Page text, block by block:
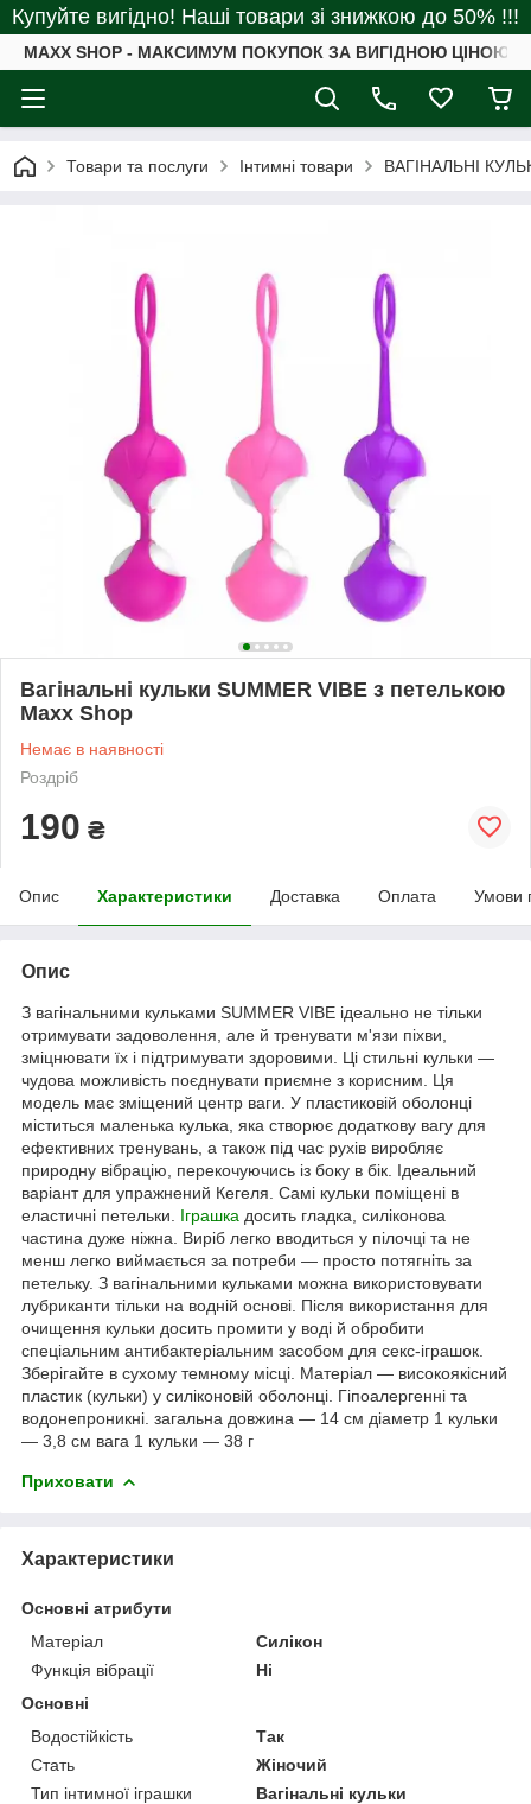
Купуйте вигідно! Наші товари зі знижкою до 50% !!!
MAXX SHOP - МАКСИМУМ ПОКУПОК ЗА ВИГІДНОЮ ЦІНОЮ
Товари та послуги Інтимні товари ВАГІНАЛЬНІ
Вагінальні кульки SUMMER VIBE з петелькою
Maxx Shop
Немає в наявності
Роздріб
190 ₴
Опис Характеристики Доставка Оплата Умови
Опис
З вагінальними кульками SUMMER VIBE ідеально не тільки
отримувати задоволення, але й тренувати м'язи піхви,
зміцнювати їх і підтримувати здоровими. Ці стильні кульки —
чудова можливість поєднувати приємне з корисним. Ця
модель має зміщений центр ваги. У пластиковій оболонці
міститься маленька кулька, яка створює додаткову вагу для
ефективних тренувань, а також під час рухів виробляє
природну вібрацію, перекочуючись із боку в бік. Ідеальний
варіант для упражнений Кегеля. Самі кульки поміщені в
еластичні петельки. Іграшка досить гладка, силіконова
частина дуже ніжна. Виріб легко вводиться у пілочці та не
менш легко виймається за потреби — просто потягніть за
петельку. З вагінальними кульками можна використовувати
лубриканти тільки на водній основі. Після використання для
очищення кульки досить промити у воді й обробити
спеціальним антибактеріальним засобом для секс-іграшок.
Зберігайте в сухому темному місці. Матеріал — високоякісний
пластик (кульки) у силіконовій оболонці. Гіпоалергенні та
водонепроникні. загальна довжина — 14 см діаметр 1 кульки
— 3,8 см вага 1 кульки — 38 г
Приховати
Характеристики
Основні атрибути
Матеріал
Силікон
Функція вібрації
Ні
Основні
Водостійкість
Так
Стать
Жіночий
Тип інтимної іграшки
Вагінальні кульки